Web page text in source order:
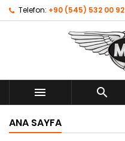
Telefon: +90 (545) 532 00 92
 
ANA SAYFA